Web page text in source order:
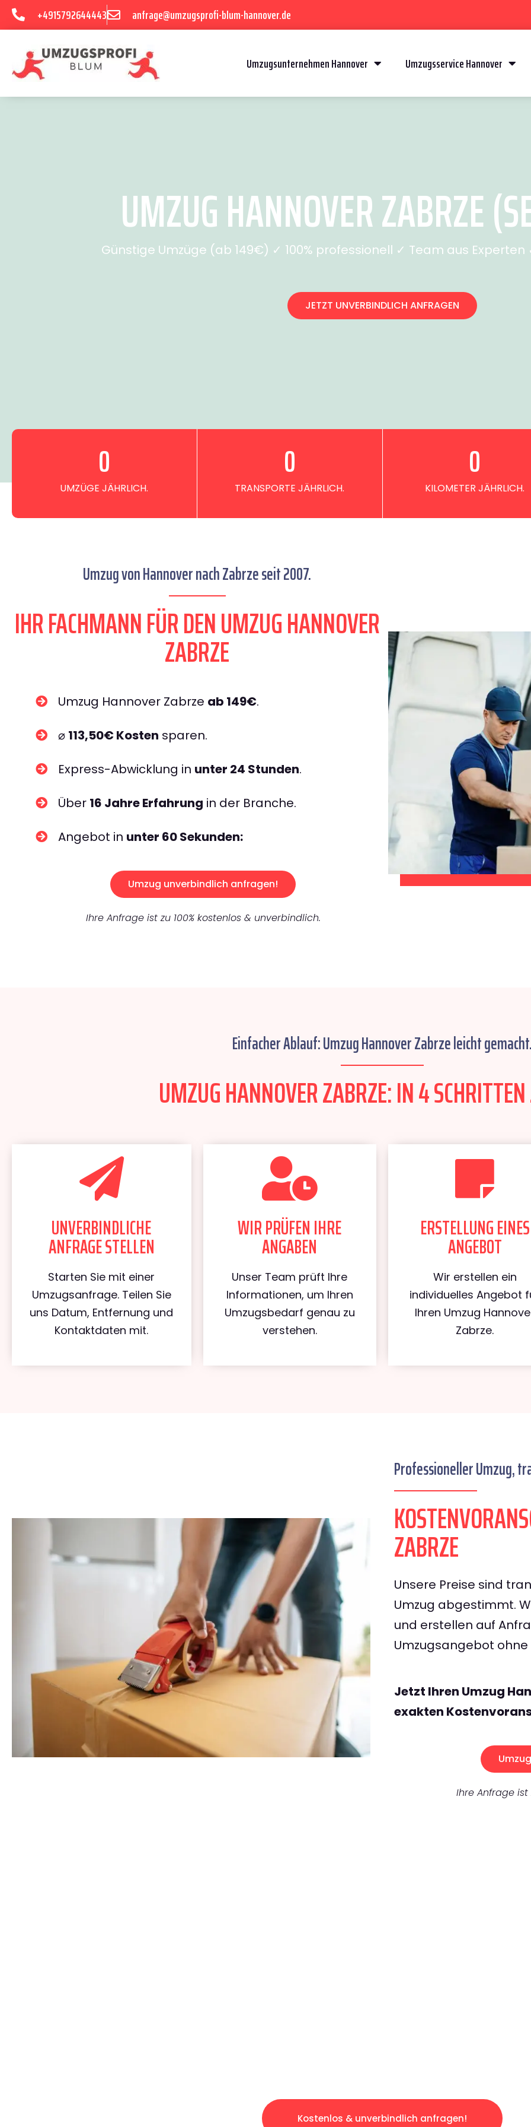
+4915792644443 anfrage@umzugsprofi-blum-hannover.de
Umzugsunternehmen Hannover Umzugsservice Hannover
UMZUG HANNOVER ZABRZE
Günstige Umzüge (ab 149€) ✓ 100% professionell ✓ Team aus
JETZT UNVERBINDLICH ANFRAGEN
UMZÜGE JÄHRLICH.
0
TRANSPORTE JÄHRLICH.
0
KILOMETER JÄHRLICH.
0
Umzug von Hannover nach Zabrze seit 2007.
IHR FACHMANN FÜR DEN UMZUG HANNOVER
ZABRZE
Umzug Hannover Zabrze ab 149€.
⌀ 113,50€ Kosten sparen.
Express-Abwicklung in unter 24 Stunden.
Über 16 Jahre Erfahrung in der Branche.
Angebot in unter 60 Sekunden:
Umzug unverbindlich anfragen!
Ihre Anfrage ist zu 100% kostenlos & unverbindlich.
Einfacher Ablauf: Umzug Hannover Zabrze leicht
UMZUG HANNOVER ZABRZE: IN 4
UNVERBINDLICHE
ANFRAGE STELLEN
Starten Sie mit einer
Umzugsanfrage. Teilen Sie
uns Datum, Entfernung und
Kontaktdaten mit.
WIR PRÜFEN IHRE
ANGABEN
Unser Team prüft Ihre
Informationen, um Ihren
Umzugsbedarf genau zu
verstehen.
ERSTELLUNG EINES
ANGEBOT
Wir erstellen ein
individuelles Angebot
Ihren Umzug
Zabrze.
Professioneller Umzug,
ZABRZE
Unsere Preise sind
Umzug abgestimmt.
und erstellen auf
Umzugsangebot
Jetzt Ihren Umzug
exakten
Ihre Anfrage ist
Kostenlos & unverbindlich anfragen!